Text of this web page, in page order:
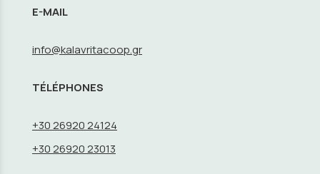
E-MAIL
info@kalavritacoop.gr
TÉLÉPHONES
+30 26920 24124
+30 26920 23013